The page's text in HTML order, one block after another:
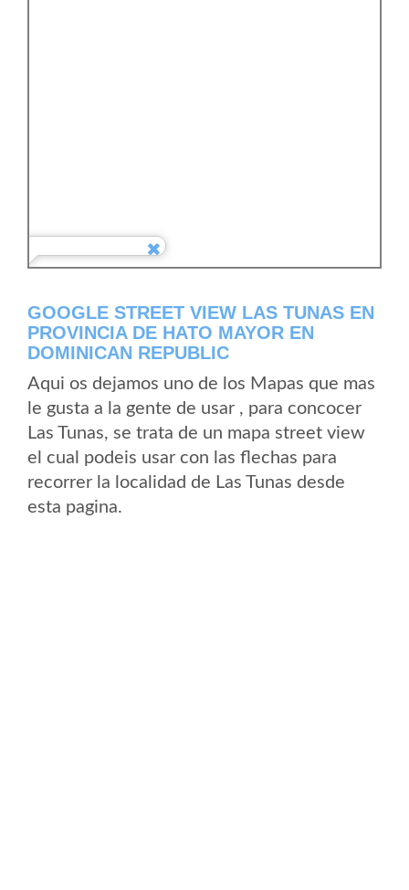
GOOGLE STREET VIEW LAS TUNAS EN
PROVINCIA DE HATO MAYOR EN
DOMINICAN REPUBLIC
Aqui os dejamos uno de los Mapas que mas
le gusta a la gente de usar , para concocer
Las Tunas, se trata de un mapa street view
el cual podeis usar con las flechas para
recorrer la localidad de Las Tunas desde
esta pagina.